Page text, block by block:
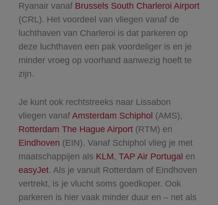
Ryanair vanaf Brussels South Charleroi Airport
(CRL). Het voordeel van vliegen vanaf de
luchthaven van Charleroi is dat parkeren op
deze luchthaven een pak voordeliger is en je
minder vroeg op voorhand aanwezig hoeft te
zijn.
Je kunt ook rechtstreeks naar Lissabon
vliegen vanaf Amsterdam Schiphol (AMS),
Rotterdam The Hague Airport(RTM) en
Eindhoven (EIN). Vanaf Schiphol vlieg je met
maatschappijen als KLM, TAP Air Portugal en
easyJet. Als je vanuit Rotterdam of Eindhoven
vertrekt, is je vlucht soms goedkoper. Ook
parkeren is hier vaak minder duur en – net als